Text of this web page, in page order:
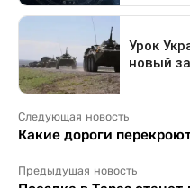
Следующая новость
Какие дороги
Предыдущая новость